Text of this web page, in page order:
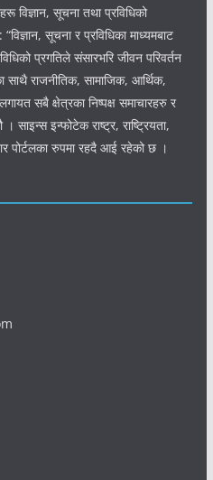
विज्ञान, सूचना तथा प्रविधिको
सूचना र प्रविधिका माध्यमबाट
प्रगतिले संसारभरि जीवन परिवर्तन
साथै राजनीतिक, सामाजिक, आर्थिक,
सबै क्षेत्रका निष्पक्ष समाचारहरु र
इन्फोटेक राष्ट्र, राष्ट्रियता,
पोर्टलका रुपमा रहदै आई रहेको छ ।